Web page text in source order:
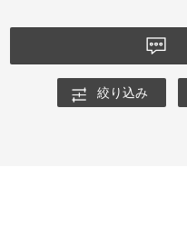
絞り込み